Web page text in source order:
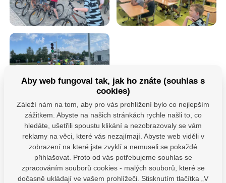
Máte dotazy?
Kontaktujte nás
SDÍLEJTE:
Aby web fungoval tak, jak ho znáte (souhlas s
cookies)
Záleží nám na tom, aby pro vás prohlížení bylo co nejlepším
zážitkem. Abyste na našich stránkách rychle našli to, co
hledáte, ušetřili spoustu klikání a nezobrazovaly se vám
reklamy na věci, které vás nezajímají. Abyste web viděli v
zobrazení na které jste zvyklí a nemuseli se pokaždé
přihlašovat. Proto od vás potřebujeme souhlas se
zpracováním souborů cookies - malých souborů, které se
dočasně ukládají ve vašem prohlížeči. Stisknutím tlačítka „V